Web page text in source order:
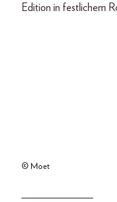
Edition in festlichem
© Moet
_____________